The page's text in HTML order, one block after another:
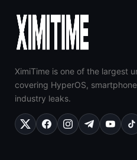
XimiTime is one of the largest
covering HyperOS,
industry leaks.